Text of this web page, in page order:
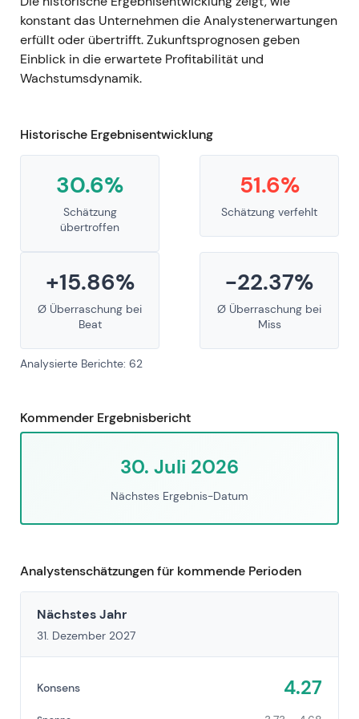
konstant das Unternehmen die Analystenerwartungen
erfüllt oder übertrifft. Zukunftsprognosen geben
Einblick in die erwartete Profitabilität und
Wachstumsdynamik.
Historische Ergebnisentwicklung
30.6%
Schätzung
übertroffen
51.6%
Schätzung verfehlt
+15.86%
Ø Überraschung bei
Beat
-22.37%
Ø Überraschung bei
Miss
Analysierte Berichte: 62
Kommender Ergebnisbericht
30. Juli 2026
Nächstes Ergebnis-Datum
Analystenschätzungen für kommende Perioden
Nächstes Jahr
31. Dezember 2027
Konsens 4.27